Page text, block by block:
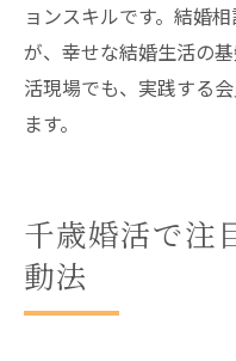
ョンスキルです。結婚
が、幸せな結婚生活の
活現場でも、実践する
ます。
千歳婚活で注
動法